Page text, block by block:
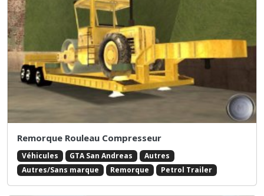
Remorque Rouleau Compresseur
Véhicules GTA San Andreas
Autres
Autres/Sans marque
Remorque Petrol Trailer